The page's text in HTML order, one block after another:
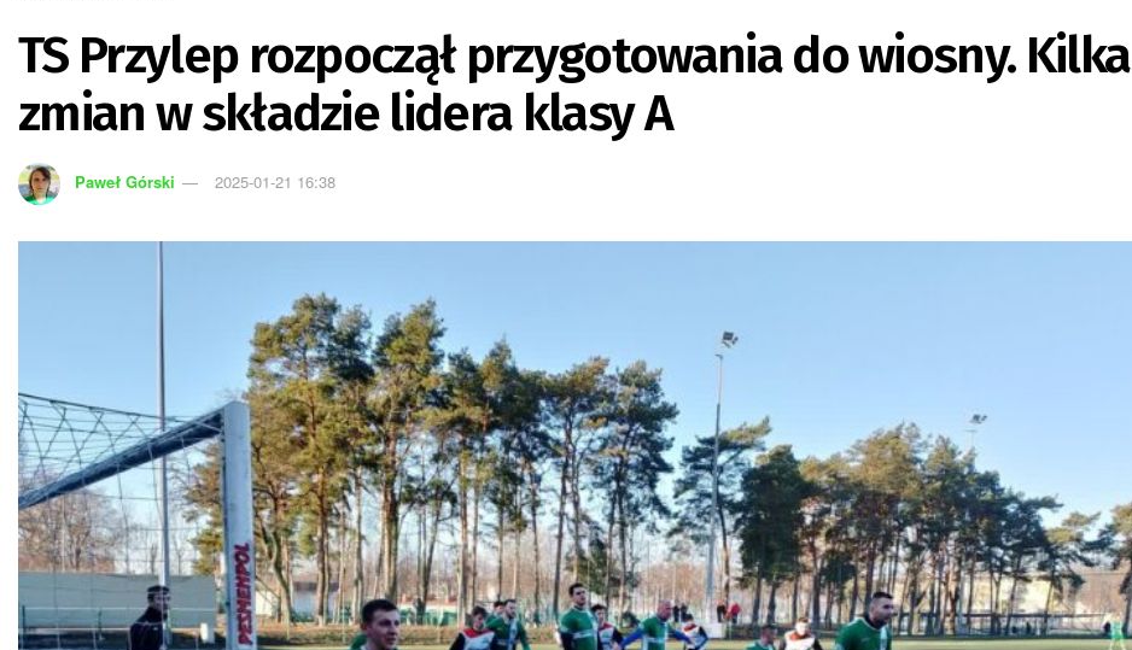
TS Przylep rozpoczął przygotowania do wiosny. Kilka
zmian w składzie lidera klasy A
Paweł Górski 2025-01-21 16:38